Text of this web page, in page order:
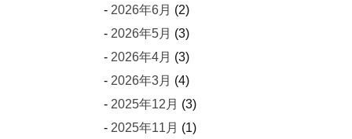
2026年6月 (2)
2026年5月 (3)
2026年4月 (3)
2026年3月 (4)
2025年12月 (3)
2025年11月 (1)